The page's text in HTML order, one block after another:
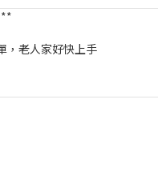
，老人家好快上手